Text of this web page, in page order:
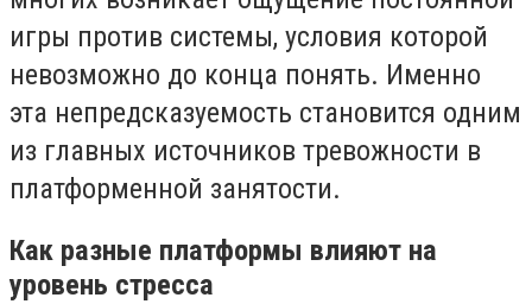
игры против системы, условия которой
невозможно до конца понять. Именно
эта непредсказуемость становится одним
из главных источников тревожности в
платформенной занятости.
Как разные платформы влияют на
уровень стресса